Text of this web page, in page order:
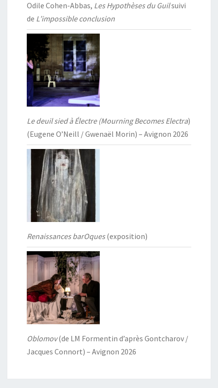
Odile Cohen-Abbas, Les Hypothèses du Guilsuivi
de L’impossible conclusion
Le deuil sied à Électre (Mourning Becomes Electra)
(Eugene O’Neill / Gwenaël Morin) – Avignon 2026
Renaissances barOques(exposition)
Oblomov(de LM Formentin d’après Gontcharov /
Jacques Connort) – Avignon 2026